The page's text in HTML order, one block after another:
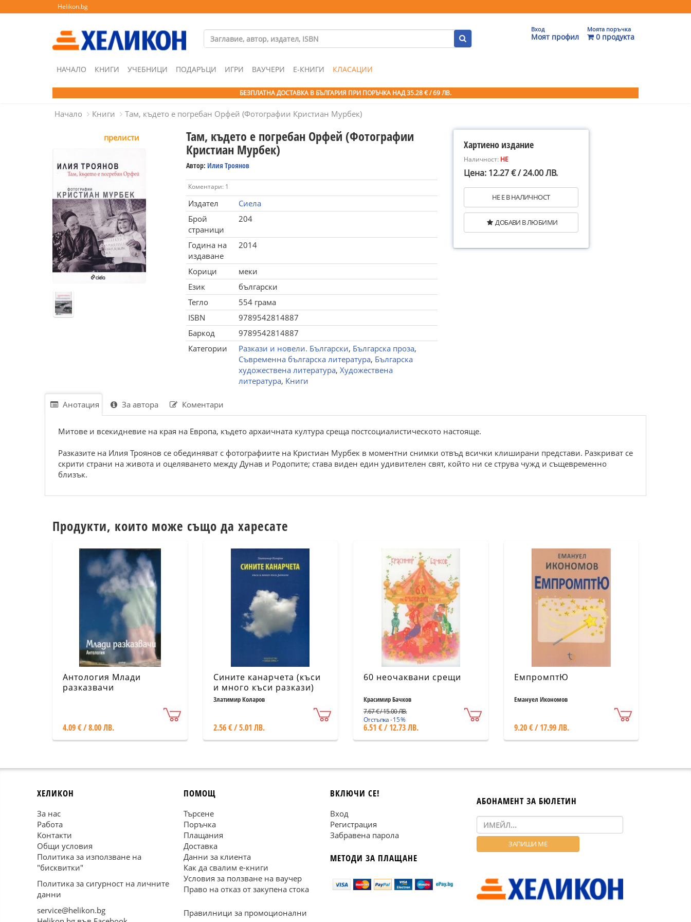
Helikon.bg
Вход
Моят профил
Моята поръчка
0 продукта
НАЧАЛО КНИГИ УЧЕБНИЦИ ПОДАРЪЦИ ИГРИ ВАУЧЕРИ Е-КНИГИ КЛАСАЦИИ
БЕЗПЛАТНА ДОСТАВКА В БЪЛГАРИЯ ПРИ ПОРЪЧКА НАД 35.28 € / 69 ЛВ.
Начало Книги Там, където е погребан Орфей (Фотографии Кристиан Мурбек)
прелисти Там, където е погребан Орфей (Фотографии
Кристиан Мурбек)
Автор: Илия Троянов
Коментари: 1
Издател
Сиела
Брой
страници
204
Година на
издаване
2014
Корици
меки
Език
български
Тегло
554 грама
ISBN
9789542814887
Баркод
9789542814887
Категории
Разкази и новели. Български, Българска проза,
Съвременна българска литература, Българска
художествена литература, Художествена
литература, Книги
Хартиено издание
Наличност: НЕ
Цена: 12.27 € / 24.00 ЛВ.
НЕ Е В НАЛИЧНОСТ
ДОБАВИ В ЛЮБИМИ
Анотация За автора Коментари
Митове и всекидневие на края на Европа, където архаичната култура среща постсоциалистическото настояще.
Разказите на Илия Троянов се обединяват с фотографиите на Кристиан Мурбек в моментни снимки отвъд всички клиширани представи. Разкриват се
скрити страни на живота и оцеляването между Дунав и Родопите; става виден един удивителен свят, който ни се струва чужд и същевременно
близък.
Продукти, които може също да харесате
Антология Млади
разказвачи
4.09 € / 8.00 ЛВ.
Сините канарчета (къси
и много къси разкази)
Златимир Коларов
2.56 € / 5.01 ЛВ.
60 неочаквани срещи
Красимир Бачков
7.67 € / 15.00 ЛВ.
Отстъпка - 15 %
6.51 € / 12.73 ЛВ.
ЕмпромптЮ
Емануел Икономов
9.20 € / 17.99 ЛВ.
ХЕЛИКОН
За нас
Работа
Контакти
Общи условия
Политика за използване на
"бисквитки"
Политика за сигурност на личните
данни
service@helikon.bg
ПОМОЩ
Търсене
Поръчка
Плащания
Доставка
Данни за клиента
Как да свалим е-книги
Условия за ползване на ваучер
Право на отказ от закупена стока
Правилници за промоционални
ВКЛЮЧИ СЕ!
Вход
Регистрация
Забравена парола
МЕТОДИ ЗА ПЛАЩАНЕ
АБОНАМЕНТ ЗА БЮЛЕТИН